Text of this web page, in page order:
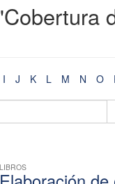
I J K L M N O
LIBROS